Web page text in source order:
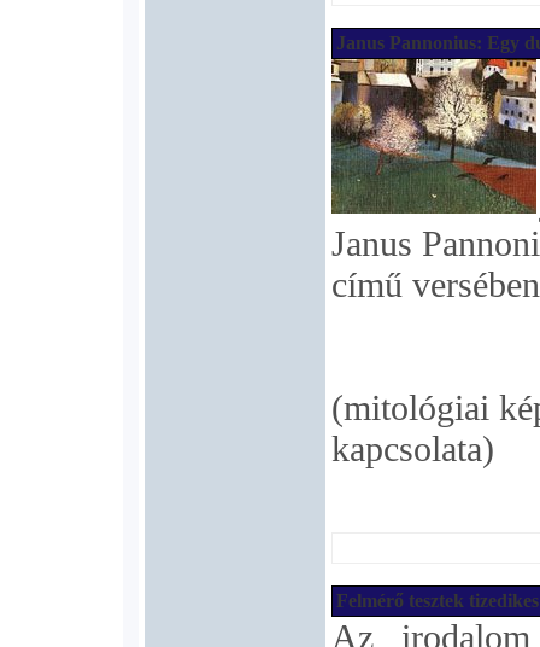
Janus Pannonius: Egy
Janus
című
(mitológiai
kapcsolata)
Felmérő tesztek
Az irodalom